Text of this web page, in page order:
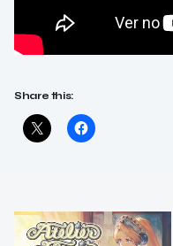
Share this: